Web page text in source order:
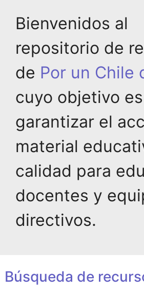
Bienvenidos al
repositorio de
de Por un Chile
cuyo objetivo es
garantizar el
material
calidad para
docentes y
directivos.
Búsqueda de